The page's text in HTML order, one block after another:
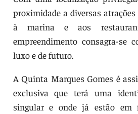
proximidade a diversas
à marina e aos
empreendimento consagra-se
luxo e de futuro.
A Quinta Marques Gomes é
exclusiva que terá uma
singular e onde já estão em